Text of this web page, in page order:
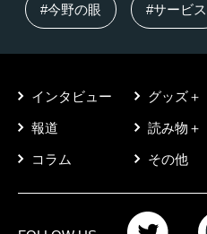
#今野の眼 #サービス
インタビュー グッズ＋
報道 読み物＋
コラム その他